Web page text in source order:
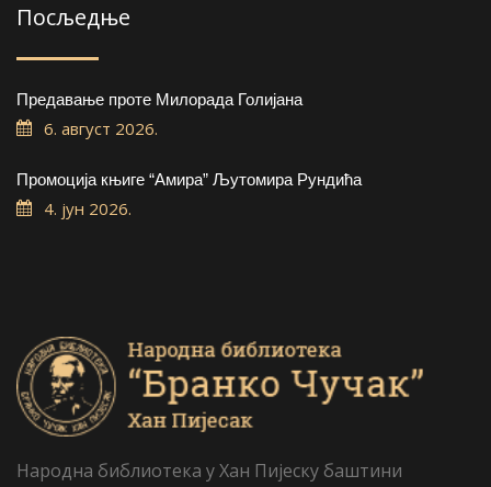
Посљедње
Предавање проте Милорада Голијана
6. август 2026.
Промоција књиге “Амира” Љутомира Рундића
4. јун 2026.
Народна библиотека у Хан Пијеску баштини